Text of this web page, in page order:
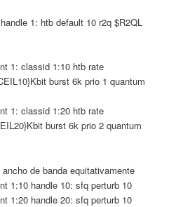
1: htb default 10 r2q $R2QL
1: classid 1:10 htb rate
burst 6k prio 1 quantum
1: classid 1:20 htb rate
burst 6k prio 2 quantum
de banda equitativamente
1:10 handle 10: sfq perturb 10
1:20 handle 20: sfq perturb 10